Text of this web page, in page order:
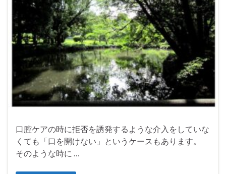
口腔ケアの時に拒否を誘発するような介入をしていな
くても「口を開けない」というケースもあります。
そのような時に …